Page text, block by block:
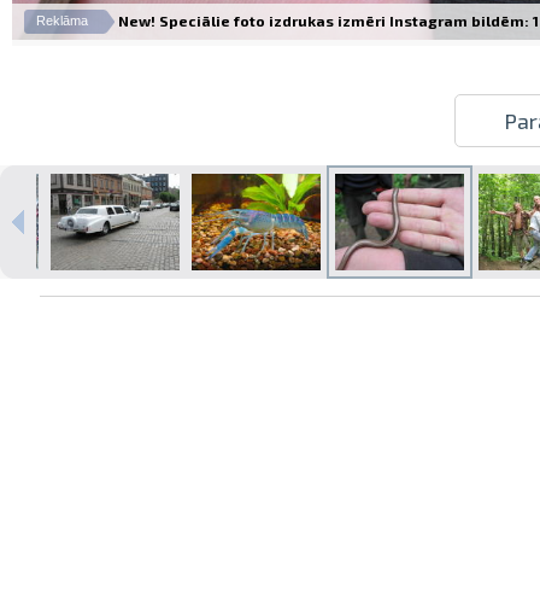
Izdrukas 1h laikā Rīgā – pasūtiet
tiešsaistē
Dažādi formāti un papīra veidi
Reklāma New! Speciālie foto izdrukas izmēri Instagram bildēm: